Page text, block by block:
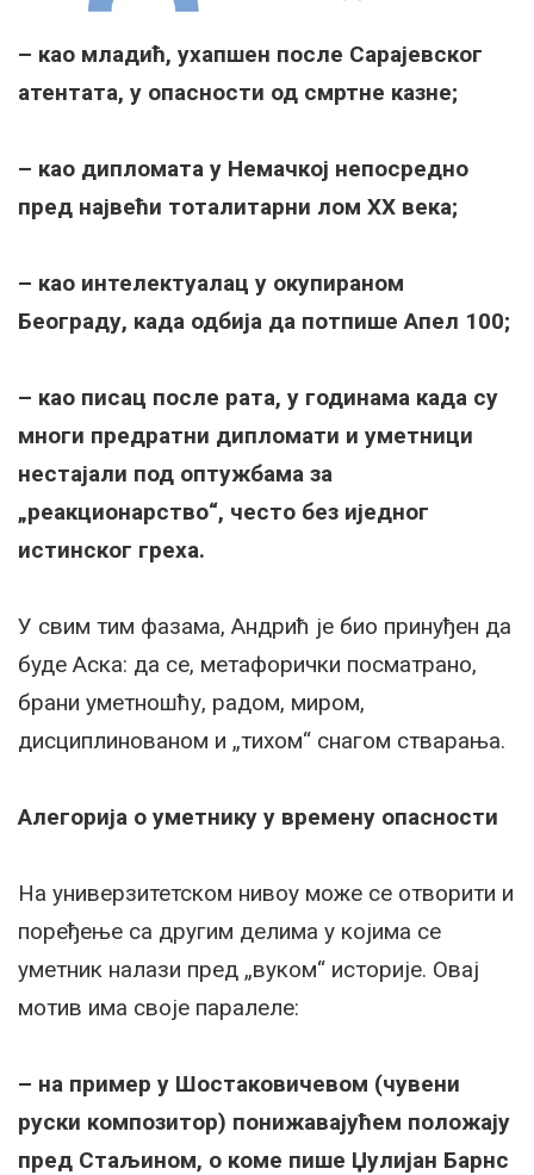
– као младић, ухапшен после Сарајевског
атентата, у опасности од смртне казне;
– као дипломата у Немачкој непосредно
пред највећи тоталитарни лом XX века;
– као интелектуалац у окупираном
Београду, када одбија да потпише Апел 100;
– као писац после рата, у годинама када су
многи предратни дипломати и уметници
нестајали под оптужбама за
„реакционарство“, често без иједног
истинског греха.
У свим тим фазама, Андрић је био принуђен да
буде Аска: да се, метафорички посматрано,
брани уметношћу, радом, миром,
дисциплинованом и „тихом“ снагом стварања.
Алегорија о уметнику у времену опасности
На универзитетском нивоу може се отворити и
поређење са другим делима у којима се
уметник налази пред „вуком“ историје. Овај
мотив има своје паралеле:
– на пример у Шостаковичевом (чувени
руски композитор) понижавајућем положају
пред Стаљином, о коме пише Џулијан Барнс